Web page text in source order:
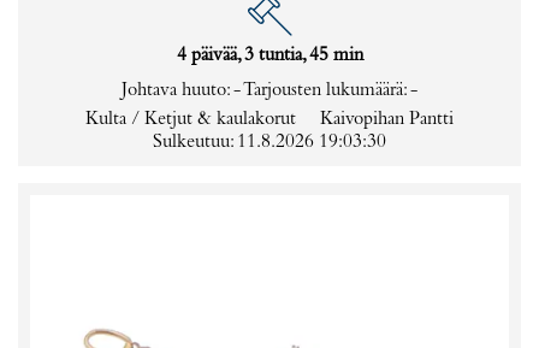
4 päivää, 3 tuntia, 45 min
Johtava huuto:-Tarjousten lukumäärä:-
Kulta / Ketjut & kaulakorut
Kaivopihan Pantti
Sulkeutuu: 11.8.2026 19:03:30